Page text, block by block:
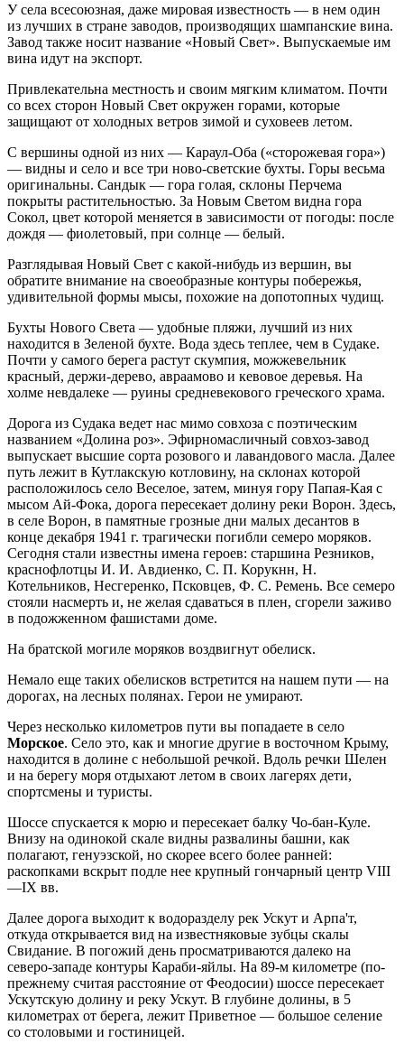
У села всесоюзная, даже мировая известность — в нем один
из лучших в стране заводов, производящих шампанские вина.
Завод также носит название «Новый Свет». Выпускаемые им
вина идут на экспорт.
Привлекательна местность и своим мягким климатом. Почти
со всех сторон Новый Свет окружен горами, которые
защищают от холодных ветров зимой и суховеев летом.
С вершины одной из них — Караул-Оба («сторожевая гора»)
— видны и село и все три ново-светские бухты. Горы весьма
оригинальны. Сандык — гора голая, склоны Перчема
покрыты растительностью. За Новым Светом видна гора
Сокол, цвет которой меняется в зависимости от погоды: после
дождя — фиолетовый, при солнце — белый.
Разглядывая Новый Свет с какой-нибудь из вершин, вы
обратите внимание на своеобразные контуры побережья,
удивительной формы мысы, похожие на допотопных чудищ.
Бухты Нового Света — удобные пляжи, лучший из них
находится в Зеленой бухте. Вода здесь теплее, чем в Судаке.
Почти у самого берега растут скумпия, можжевельник
красный, держи-дерево, авраамово и кевовое деревья. На
холме невдалеке — руины средневекового греческого храма.
Дорога из Судака ведет нас мимо совхоза с поэтическим
названием «Долина роз». Эфирномасличный совхоз-завод
выпускает высшие сорта розового и лавандового масла. Далее
путь лежит в Кутлакскую котловину, на склонах которой
расположилось село Веселое, затем, минуя гору Папая-Кая с
мысом Ай-Фока, дорога пересекает долину реки Ворон. Здесь,
в селе Ворон, в памятные грозные дни малых десантов в
конце декабря 1941 г. трагически погибли семеро моряков.
Сегодня стали известны имена героев: старшина Резников,
краснофлотцы И. И. Авдиенко, С. П. Корукнн, Н.
Котельников, Несгеренко, Псковцев, Ф. С. Ремень. Все семеро
стояли насмерть и, не желая сдаваться в плен, сгорели заживо
в подожженном фашистами доме.
На братской могиле моряков воздвигнут обелиск.
Немало еще таких обелисков встретится на нашем пути — на
дорогах, на лесных полянах. Герои не умирают.
Через несколько километров пути вы попадаете в село
Морское. Село это, как и многие другие в восточном Крыму,
находится в долине с небольшой речкой. Вдоль речки Шелен
и на берегу моря отдыхают летом в своих лагерях дети,
спортсмены и туристы.
Шоссе спускается к морю и пересекает балку Чо-бан-Куле.
Внизу на одинокой скале видны развалины башни, как
полагают, генуэзской, но скорее всего более ранней:
раскопками вскрыт подле нее крупный гончарный центр VIII
—IX вв.
Далее дорога выходит к водоразделу рек Ускут и Арпа'т,
откуда открывается вид на известняковые зубцы скалы
Свидание. В погожий день просматриваются далеко на
северо-западе контуры Караби-яйлы. На 89-м километре (по-
прежнему считая расстояние от Феодосии) шоссе пересекает
Ускутскую долину и реку Ускут. В глубине долины, в 5
километрах от берега, лежит Приветное — большое селение
со столовыми и гостиницей.